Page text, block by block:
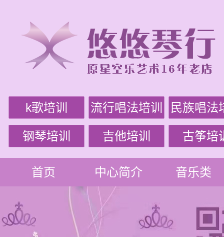
k歌培训 流行唱法培训 民族唱法
钢琴培训 吉他培训 古筝培
首页 中心简介 音乐类